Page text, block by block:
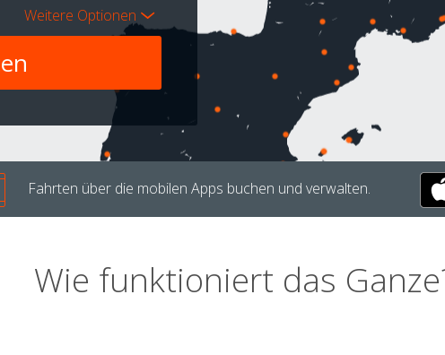
Weitere Optionen
Fahrten über die mobilen Apps buchen und verwalten.
Wie funktioniert das